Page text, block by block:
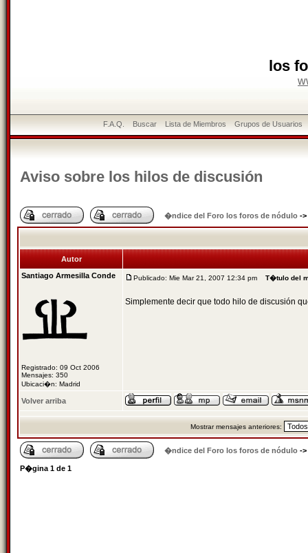
los
F.A.Q. Buscar Lista de Miembros Grupos de Usuarios
Aviso sobre los hilos de discusión
�ndice del Foro los foros de nódulo ->
Autor
Santiago Armesilla Conde
Registrado: 09 Oct 2006
Mensajes: 350
Ubicaci�n: Madrid
Publicado: Mie Mar 21, 2007 12:34 pm T�tulo del
Simplemente decir que todo hilo de discusión
Volver arriba
Mostrar mensajes anteriores:
�ndice del Foro los foros de nódulo ->
P�gina 1 de 1